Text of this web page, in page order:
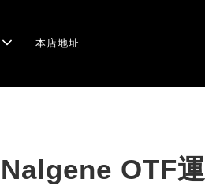
本店地址
Nalgene OTF